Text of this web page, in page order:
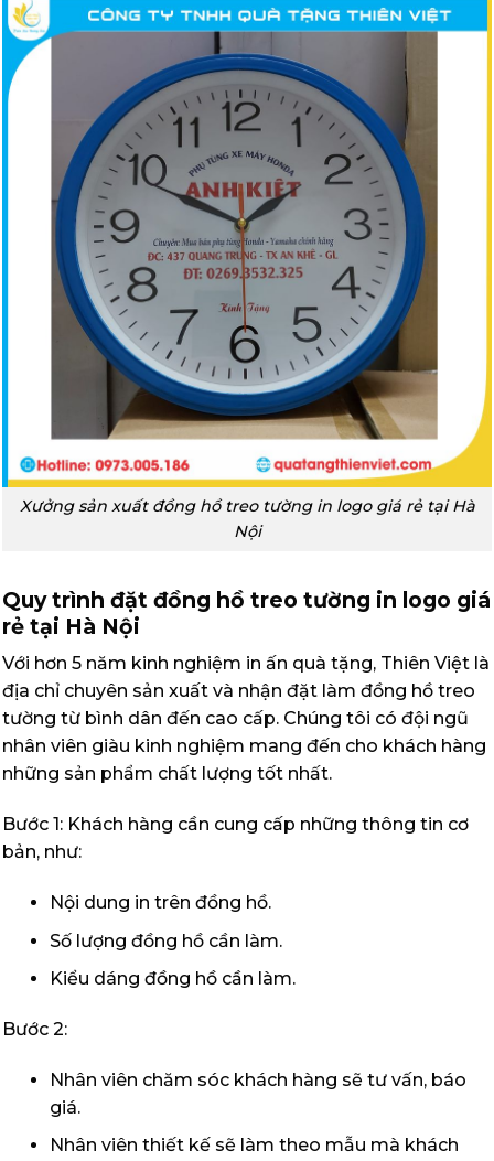
Xưởng sản xuất đồng hồ treo tường in logo giá rẻ tại Hà
Nội
Quy trình đặt đồng hồ treo tường in logo giá
rẻ tại Hà Nội
Với hơn 5 năm kinh nghiệm in ấn quà tặng, Thiên Việt là
địa chỉ chuyên sản xuất và nhận đặt làm đồng hồ treo
tường từ bình dân đến cao cấp. Chúng tôi có đội ngũ
nhân viên giàu kinh nghiệm mang đến cho khách hàng
những sản phẩm chất lượng tốt nhất.
Bước 1: Khách hàng cần cung cấp những thông tin cơ
bản, như:
Nội dung in trên đồng hồ.
Số lượng đồng hồ cần làm.
Kiểu dáng đồng hồ cần làm.
Bước 2:
Nhân viên chăm sóc khách hàng sẽ tư vấn, báo
giá.
Nhân viên thiết kế sẽ làm theo mẫu mà khách